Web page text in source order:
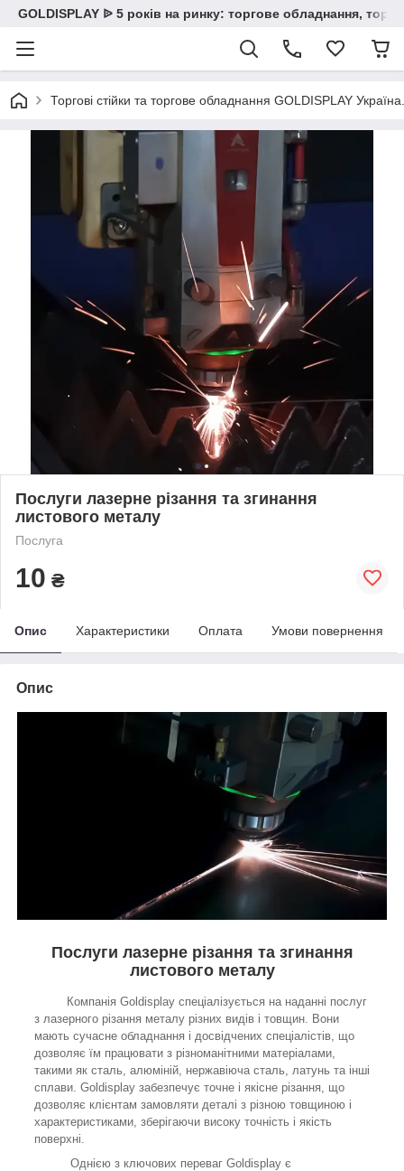
GOLDISPLAY ᐉ 5 років на ринку: торгове обладнання,
Торгові стійки та торгове обладнання GOLDISPLAY
Послуги лазерне різання та згинання
листового металу
Послуга
10 ₴
Опис Характеристики Оплата Умови повернення
Опис
Послуги лазерне різання та згинання
листового металу
Компанія Goldisplay спеціалізується на наданні послуг
з лазерного різання металу різних видів і товщин. Вони
мають сучасне обладнання і досвідчених спеціалістів, що
дозволяє їм працювати з різноманітними матеріалами,
такими як сталь, алюміній, нержавіюча сталь, латунь та інші
сплави. Goldisplay забезпечує точне і якісне різання, що
дозволяє клієнтам замовляти деталі з різною товщиною і
характеристиками, зберігаючи високу точність і якість
поверхні.
Однією з ключових переваг Goldisplay є